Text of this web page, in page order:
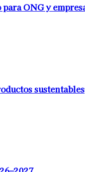
ONG y
sustentables